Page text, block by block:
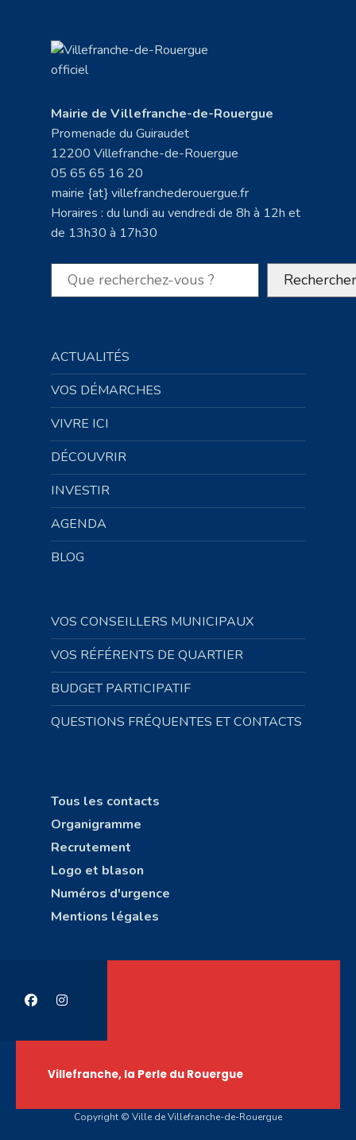
Mairie de Villefranche-de-Rouergue
Promenade du Guiraudet
12200 Villefranche-de-Rouergue
05 65 65 16 20
mairie {at} villefranchederouergue.fr
Horaires : du lundi au vendredi de 8h à 12h et
de 13h30 à 17h30
Rechercher Rechercher
ACTUALITÉS
VOS DÉMARCHES
VIVRE ICI
DÉCOUVRIR
INVESTIR
AGENDA
BLOG
VOS CONSEILLERS MUNICIPAUX
VOS RÉFÉRENTS DE QUARTIER
BUDGET PARTICIPATIF
QUESTIONS FRÉQUENTES ET CONTACTS
Tous les contacts
Organigramme
Recrutement
Logo et blason
Numéros d'urgence
Mentions légales
Villefranche, la Perle du Rouergue
Copyright © Ville de Villefranche-de-Rouergue